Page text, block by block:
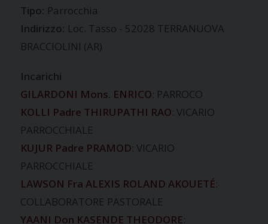
Tipo: Parrocchia
Indirizzo: Loc. Tasso - 52028 TERRANUOVA
BRACCIOLINI (AR)
Incarichi
GILARDONI Mons. ENRICO: PARROCO
KOLLI Padre THIRUPATHI RAO: VICARIO
PARROCCHIALE
KUJUR Padre PRAMOD: VICARIO
PARROCCHIALE
LAWSON Fra ALEXIS ROLAND AKOUETÉ:
COLLABORATORE PASTORALE
YAANI Don KASENDE THEODORE: